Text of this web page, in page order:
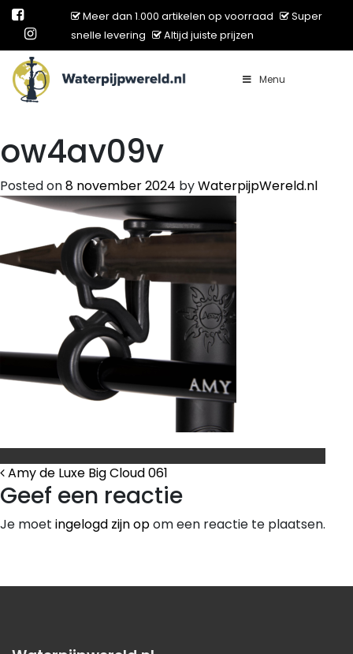
Meer dan 1.000 artikelen op voorraad
Super
snelle levering
Altijd juiste prijzen
Main Navigation Menu
ow4av09v
Posted on8 november 2024 byWaterpijpWereld.nl
Bericht Navigatie
Amy de Luxe Big Cloud 061
Geef een reactie
Je moet ingelogd zijn opom een reactie te plaatsen.